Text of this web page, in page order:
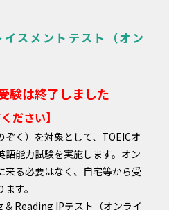
スメントテスト（オン
験は終了しました
ださい】
く）を対象として、TOEICオ
語能力試験を実施します。オン
来る必要はなく、自宅等から受
す。
Reading IPテスト（オンライ